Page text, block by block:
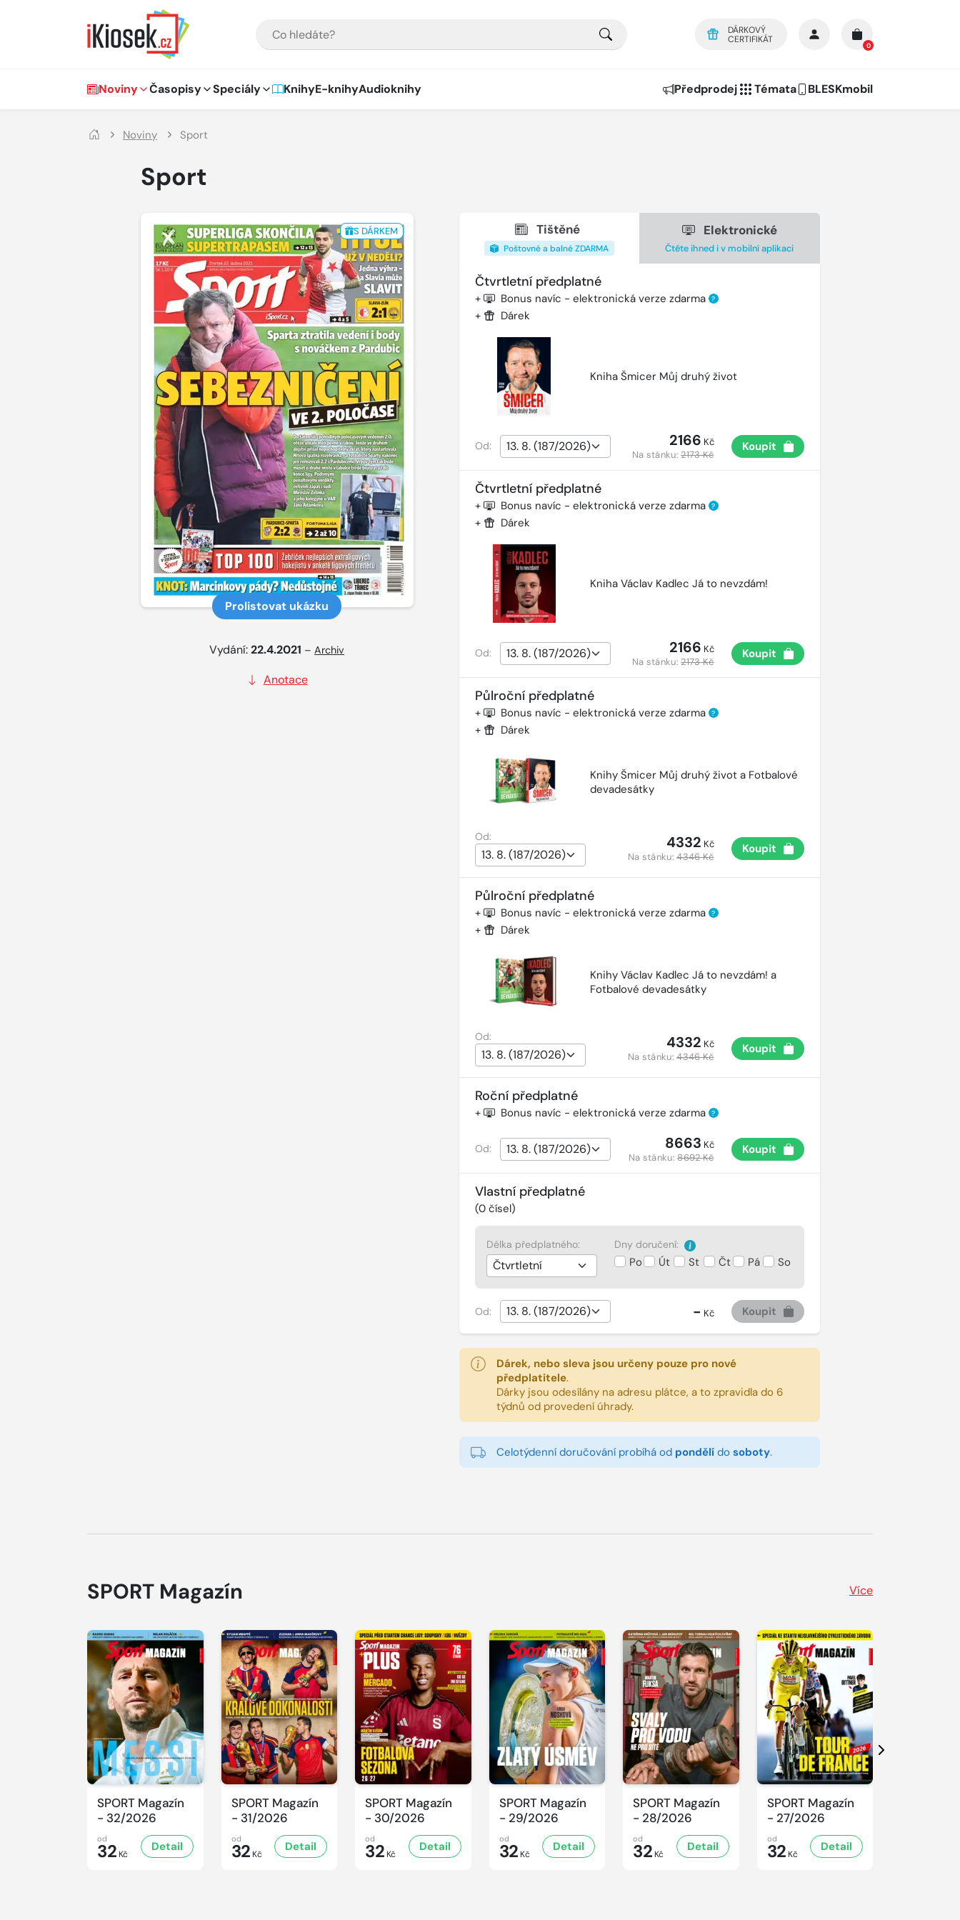
DÁRKOVÝ
CERTIFIKÁT
0
Hlavní navigace
Noviny Časopisy Speciály KnihyE-knihyAudioknihy Předprodej Témata BLESKmobil
Noviny Sport
Sport
S DÁRKEM
Prolistovat ukázku
Vydání:22.4.2021 –Archiv
Anotace
Tištěné
Poštovné a balné ZDARMA
Elektronické
Čtěte ihned i v mobilní aplikaci
Čtvrtletní předplatné
+ Bonus navíc - elektronická verze zdarma ?
+ Dárek
Kniha Šmicer Můj druhý život
Od: 2166 Kč
Na stánku:2173 Kč
Koupit
Čtvrtletní předplatné
+ Bonus navíc - elektronická verze zdarma ?
+ Dárek
Kniha Václav Kadlec Já to nevzdám!
Od: 2166 Kč
Na stánku:2173 Kč
Koupit
Půlroční předplatné
+ Bonus navíc - elektronická verze zdarma ?
+ Dárek
Knihy Šmicer Můj druhý život a Fotbalové
devadesátky
Od: 4332 Kč
Na stánku:4346 Kč
Koupit
Půlroční předplatné
+ Bonus navíc - elektronická verze zdarma ?
+ Dárek
Knihy Václav Kadlec Já to nevzdám! a
Fotbalové devadesátky
Od: 4332 Kč
Na stánku:4346 Kč
Koupit
Roční předplatné
+ Bonus navíc - elektronická verze zdarma ?
Od: 8663 Kč
Na stánku:8692 Kč
Koupit
Vlastní předplatné
(0čísel)
Délka předplatného: Dny doručení:
Po Út St Čt Pá So
Od: - Kč Koupit
Dárek, nebo sleva jsou určeny pouze pro nové
předplatitele.
Dárky jsou odesílány na adresu plátce, a to zpravidla do 6
týdnů od provedení úhrady.
Celotýdenní doručování probíhá od pondělído soboty.
SPORT Magazín Více
SPORT Magazín
- 32/2026
od
32 Kč
Detail
SPORT Magazín
- 31/2026
od
32 Kč
Detail
SPORT Magazín
- 30/2026
od
32 Kč
Detail
SPORT Magazín
- 29/2026
od
32 Kč
Detail
SPORT Magazín
- 28/2026
od
32 Kč
Detail
SPORT Magazín
- 27/2026
od
32 Kč
Detail
Další